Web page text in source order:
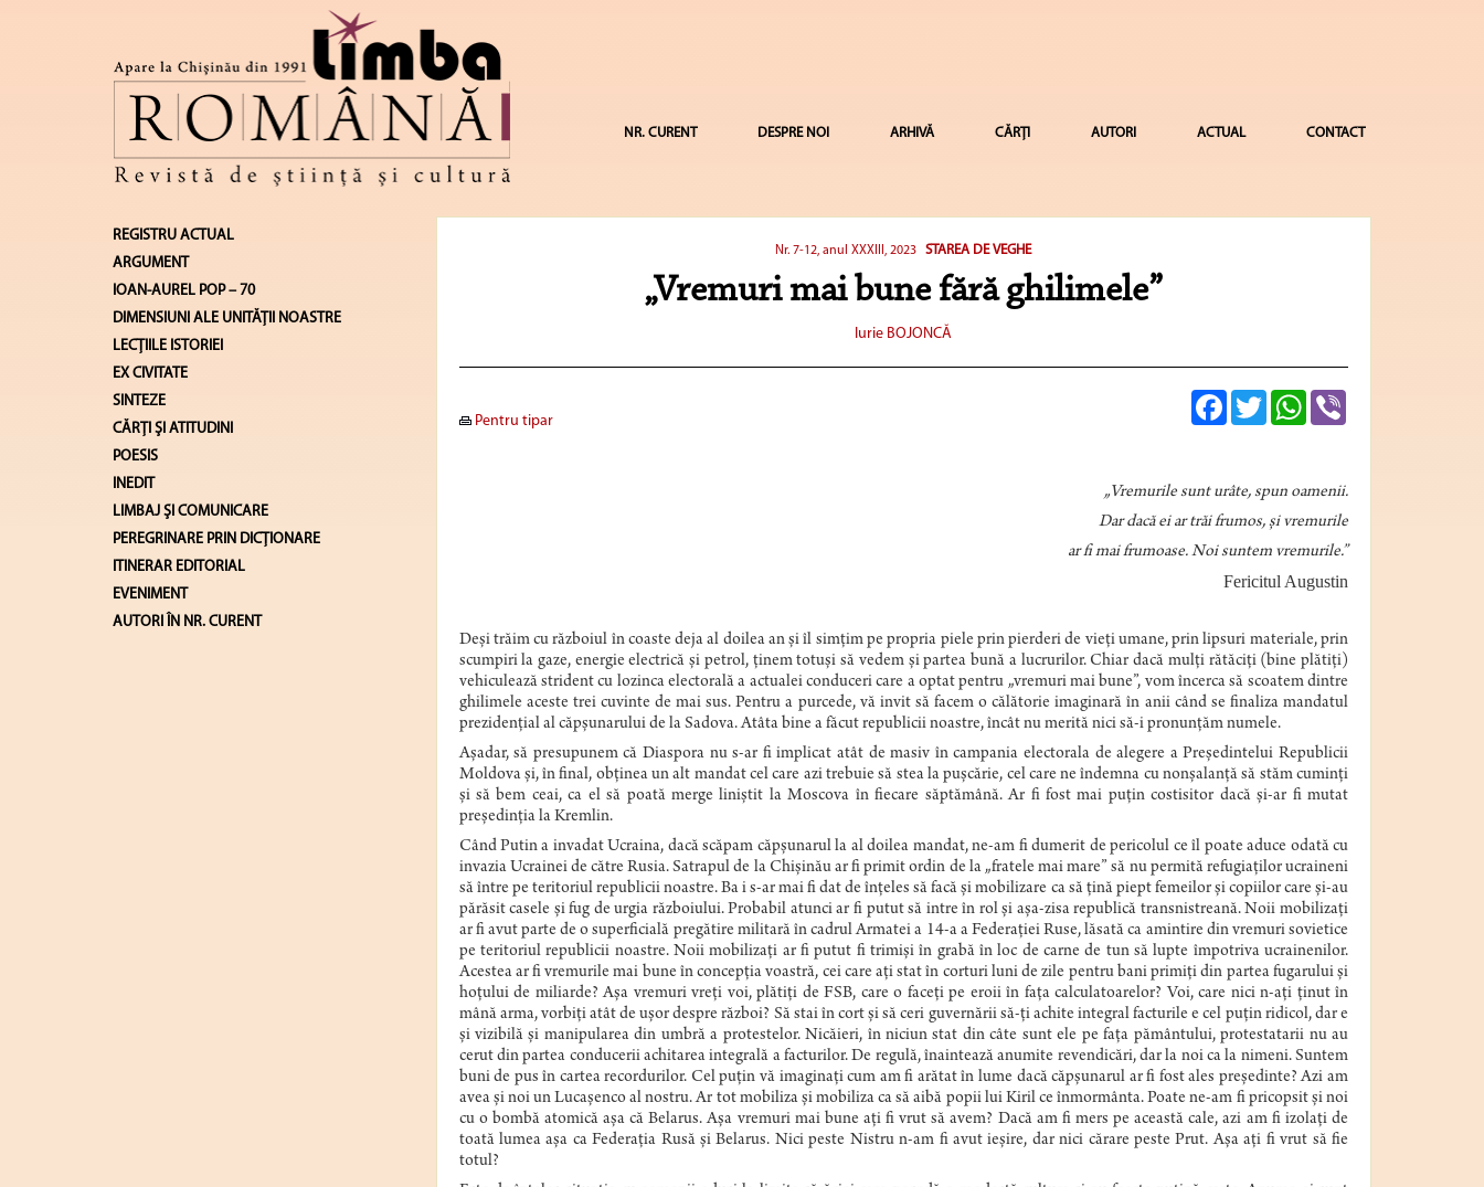
NR. CURENT DESPRE NOI ARHIVĂ CĂRȚI AUTORI ACTUAL CONTACT
REGISTRU ACTUAL
ARGUMENT
IOAN-AUREL POP – 70
DIMENSIUNI ALE UNITĂŢII NOASTRE
LECŢIILE ISTORIEI
EX CIVITATE
SINTEZE
CĂRŢI ŞI ATITUDINI
POESIS
INEDIT
LIMBAJ ŞI COMUNICARE
PEREGRINARE PRIN DICȚIONARE
ITINERAR EDITORIAL
EVENIMENT
AUTORI ÎN NR. CURENT
Nr. 7-12, anul XXXIII, 2023 STAREA DE VEGHE
„Vremuri mai bune fără ghilimele”
Iurie BOJONCĂ
Pentru tipar
FacebookTwitterWhatsApp
„Vremurile sunt urâte, spun oamenii.
Dar dacă ei ar trăi frumos, și vremurile
ar fi mai frumoase. Noi suntem vremurile.”
Fericitul Augustin
Deși trăim cu războiul în coaste deja al doilea an și îl simțim pe propria piele prin pierderi de vieți umane, prin lipsuri materiale, prin
scumpiri la gaze, energie electrică și petrol, ținem totuși să vedem și partea bună a lucrurilor. Chiar dacă mulți rătăciți (bine plătiți)
vehiculează strident cu lozinca electorală a actualei conduceri care a optat pentru „vremuri mai bune”, vom încerca să scoatem dintre
ghilimele aceste trei cuvinte de mai sus. Pentru a purcede, vă invit să facem o călătorie imaginară în anii când se finaliza mandatul
prezidențial al căpșunarului de la Sadova. Atâta bine a făcut republicii noastre, încât nu merită nici să-i pronunțăm numele.
Așadar, să presupunem că Diaspora nu s-ar fi implicat atât de masiv în campania electorala de alegere a Președintelui Republicii
Moldova și, în final, obținea un alt mandat cel care azi trebuie să stea la pușcărie, cel care ne îndemna cu nonșalanță să stăm cuminți
și să bem ceai, ca el să poată merge liniștit la Moscova în fiecare săptămână. Ar fi fost mai puțin costisitor dacă și-ar fi mutat
președinția la Kremlin.
Când Putin a invadat Ucraina, dacă scăpam căpșunarul la al doilea mandat, ne-am fi dumerit de pericolul ce îl poate aduce odată cu
invazia Ucrainei de către Rusia. Satrapul de la Chișinău ar fi primit ordin de la „fratele mai mare” să nu permită refugiaților ucraineni
să între pe teritoriul republicii noastre. Ba i s-ar mai fi dat de înțeles să facă și mobilizare ca să țină piept femeilor și copiilor care și-au
părăsit casele și fug de urgia războiului. Probabil atunci ar fi putut să intre în rol și așa-zisa republică transnistreană. Noii mobilizați
ar fi avut parte de o superficială pregătire militară în cadrul Armatei a 14-a a Federației Ruse, lăsată ca amintire din vremuri sovietice
pe teritoriul republicii noastre. Noii mobilizați ar fi putut fi trimiși în grabă în loc de carne de tun să lupte împotriva ucrainenilor.
Acestea ar fi vremurile mai bune în concepția voastră, cei care ați stat în corturi luni de zile pentru bani primiţi din partea fugarului și
hoțului de miliarde? Așa vremuri vreți voi, plătiți de FSB, care o faceţi pe eroii în fața calculatoarelor? Voi, care nici n-ați ţinut în
mână arma, vorbiți atât de ușor despre război? Să stai în cort și să ceri guvernării să-ți achite integral facturile e cel puţin ridicol, dar e
și vizibilă şi manipularea din umbră a protestelor. Nicăieri, în niciun stat din câte sunt ele pe fața pământului, protestatarii nu au
cerut din partea conducerii achitarea integrală a facturilor. De regulă, înaintează anumite revendicări, dar la noi ca la nimeni. Suntem
buni de pus în cartea recordurilor. Cel puțin vă imaginați cum am fi arătat în lume dacă căpșunarul ar fi fost ales președinte? Azi am
avea și noi un Lucașenco al nostru. Ar tot mobiliza și mobiliza ca să aibă popii lui Kiril ce înmormânta. Poate ne-am fi pricopsit și noi
cu o bombă atomică așa că Belarus. Așa vremuri mai bune ați fi vrut să avem? Dacă am fi mers pe această cale, azi am fi izolați de
toată lumea așa ca Federația Rusă și Belarus. Nici peste Nistru n-am fi avut ieșire, dar nici cărare peste Prut. Așa ați fi vrut să fie
totul?